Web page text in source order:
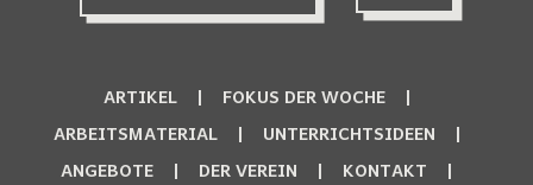
ARTIKEL
FOKUS DER WOCHE
ARBEITSMATERIAL
UNTERRICHTSIDEEN
ANGEBOTE
DER VEREIN
KONTAKT